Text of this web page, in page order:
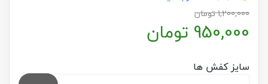
1,200,000تومان
950,000 تومان
سایز کفش ها